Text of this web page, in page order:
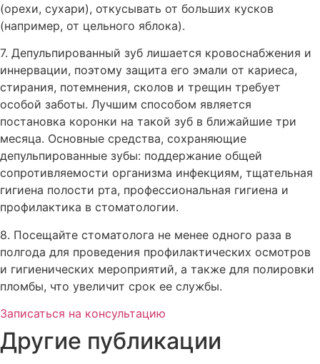
(орехи, сухари), откусывать от больших кусков
(например, от цельного яблока).
7. Депульпированный зуб лишается кровоснабжения и
иннервации, поэтому защита его эмали от кариеса,
стирания, потемнения, сколов и трещин требует
особой заботы. Лучшим способом является
постановка коронки на такой зуб в ближайшие три
месяца. Основные средства, сохраняющие
депульпированные зубы: поддержание общей
сопротивляемости организма инфекциям, тщательная
гигиена полости рта, профессиональная гигиена и
профилактика в стоматологии.
8. Посещайте стоматолога не менее одного раза в
полгода для проведения профилактических осмотров
и гигиенических мероприятий, а также для полировки
пломбы, что увеличит срок ее службы.
Записаться на консультацию
Другие публикации